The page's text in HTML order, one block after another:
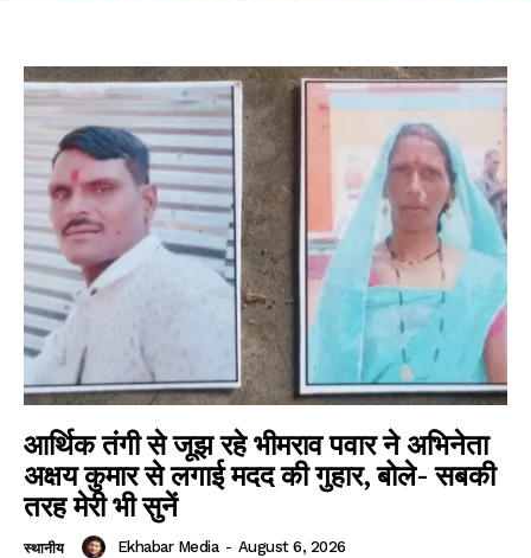
आर्थिक तंगी से जूझ रहे भीमराव पवार ने अभिनेता
अक्षय कुमार से लगाई मदद की गुहार, बोले- सबकी
तरह मेरी भी सुनें
स्थानीय Ekhabar Media - August 6, 2026